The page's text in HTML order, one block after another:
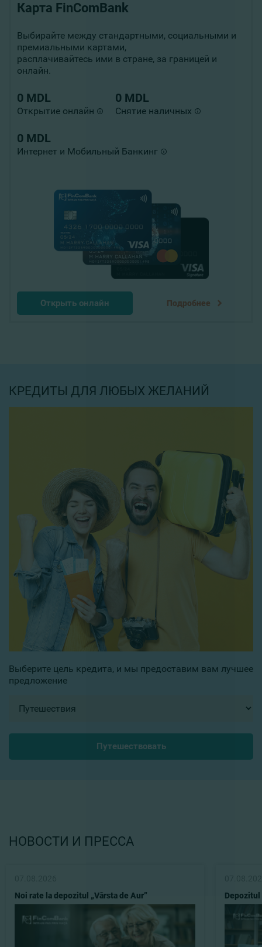
Карта FinComBank
Выбирайте между стандартными, социальными и
премиальными картами,
расплачивайтесь ими в стране, за границей и
онлайн.
0 MDL
Открытие онлайн
0 MDL
Снятие наличных
0 MDL
Интернет и Мобильный Банкинг
Открыть онлайн Подробнее
КРЕДИТЫ ДЛЯ ЛЮБЫХ ЖЕЛАНИЙ
Выберите цель кредита, и мы предоставим вам лучшее
предложение
Путешествовать
НОВОСТИ И ПРЕССА
Noi rate la depozitul „Vârsta de Aur”
Depozitul